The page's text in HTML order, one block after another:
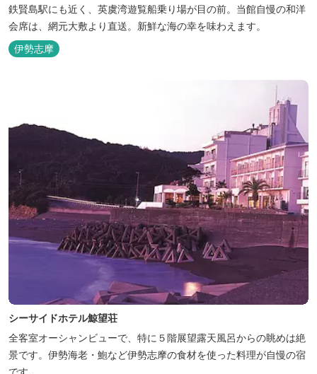
鉄賢島駅にも近く、英虞湾遊覧船乗り場が目の前。当館自慢の和洋
会席は、網元大敷より直送。新鮮な海の幸を味わえます。
伊勢志摩
シーサイドホテル鯨望荘
全客室オーシャンビューで、特に５階展望露天風呂からの眺めは絶
景です。伊勢海老・鮑など伊勢志摩の食材を使った料理が自慢の宿